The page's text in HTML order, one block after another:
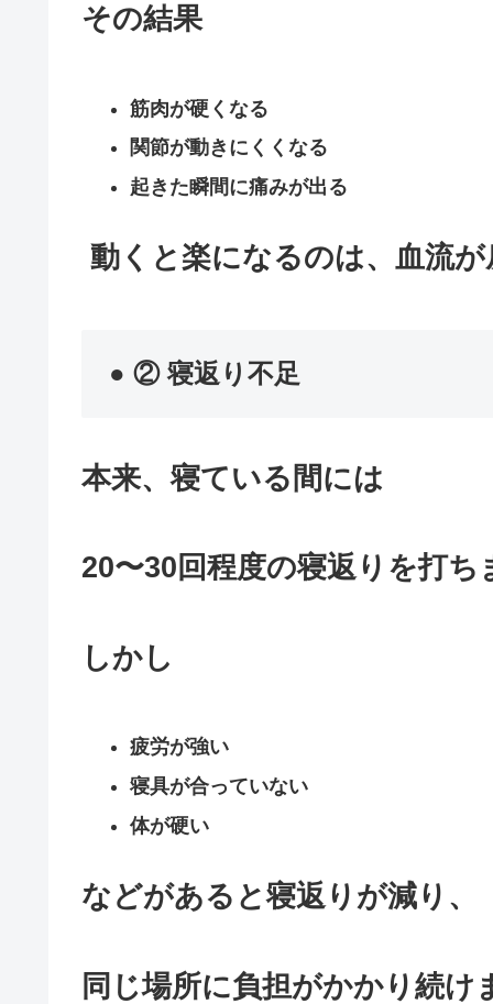
その結果
筋肉が硬くなる
関節が動きにくくなる
起きた瞬間に痛みが出る
動くと楽になるのは、血流
● ② 寝返り不足
本来、寝ている間には
20〜30回程度の寝返りを打ち
しかし
疲労が強い
寝具が合っていない
体が硬い
などがあると寝返りが減り、
同じ場所に負担がかかり続け